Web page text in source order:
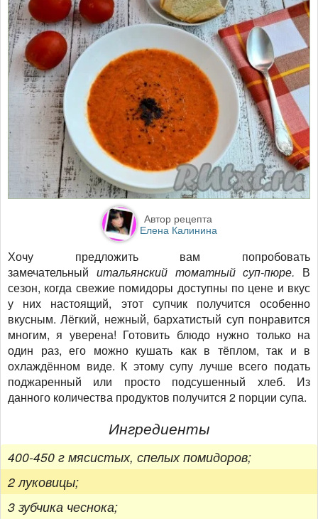
Автор рецепта
Елена Калинина
Хочу предложить вам попробовать
замечательный итальянский томатный суп-пюре. В
сезон, когда свежие помидоры доступны по цене и вкус
у них настоящий, этот супчик получится особенно
вкусным. Лёгкий, нежный, бархатистый суп понравится
многим, я уверена! Готовить блюдо нужно только на
один раз, его можно кушать как в тёплом, так и в
охлаждённом виде. К этому супу лучше всего подать
поджаренный или просто подсушенный хлеб. Из
данного количества продуктов получится 2 порции супа.
Ингредиенты
400-450 г мясистых, спелых помидоров;
2 луковицы;
3 зубчика чеснока;